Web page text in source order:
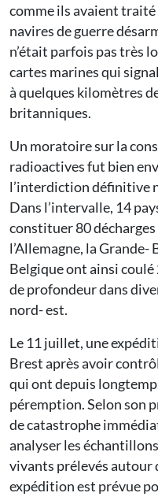
comme ils avaient
navires de guerre
n’était parfois pas très
cartes marines qui
à quelques kilomètres
britanniques.
Un moratoire sur la
radioactives fut bien
l’interdiction définitive
Dans l’intervalle, 14
constituer 80 décharges
l’Allemagne, la Grande-
Belgique ont ainsi
de profondeur dans
nord- est.
Le 11 juillet, une
Brest après avoir
qui ont depuis
péremption. Selon son
de catastrophe
analyser les
vivants prélevés autour
expédition est prévue